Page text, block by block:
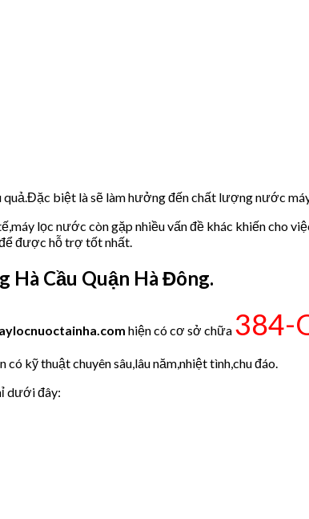
biệt là sẽ làm hưởng đến chất lượng nước
lọc nước còn gặp nhiều vấn đề khác khiến cho
được hỗ trợ tốt nhất.
Hà Cầu Quận Hà Đông.
hiện có cơ sở chữa 384-
kỹ thuật chuyên sâu,lâu năm,nhiệt tình,chu đáo.
dưới đây: